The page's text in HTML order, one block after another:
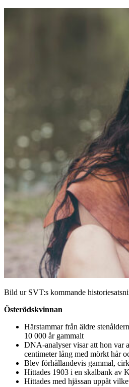
Bild ur SVT:s kommande
Österödskvinnan
Härstammar från äldre
10 000 år gammalt
DNA-analyser visar att hon var
centimeter lång med mörkt hår
Blev förhållandevis gammal,
Hittades 1903 i en skalbank av
Hittades med hjässan uppåt